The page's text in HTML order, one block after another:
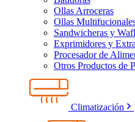
Ollas Arroceras
Ollas
Sandwicheras y
Exprimidores y
Procesador de
Otros Productos de
Climatización